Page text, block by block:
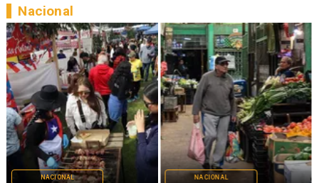
NACIONAL NACIONAL
Nacional